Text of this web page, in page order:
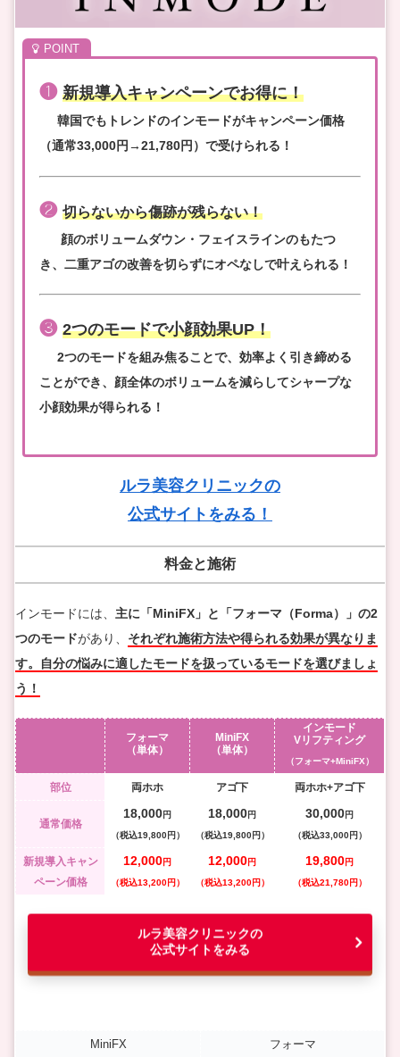
❶新規導入キャンペーンでお得に！
韓国でもトレンドのインモードがキャンペーン価格
（通常33,000円→21,780円）で受けられる！
❷切らないから傷跡が残らない！
顔のボリュームダウン・フェイスラインのもたつ
き、二重アゴの改善を切らずにオペなしで叶えられる！
❸2つのモードで小顔効果UP！
2つのモードを組み焦ることで、効率よく引き締める
ことができ、顔全体のボリュームを減らしてシャープな
小顔効果が得られる！
ルラ美容クリニックの
公式サイトをみる！
料金と施術
インモードには、 主に「MiniFX」と「フォーマ（Forma）」の2
つのモードがあり、 それぞれ施術方法や得られる効果が異なりま
す。自分の悩みに適したモードを扱っているモードを選びましょ
う！
フォーマ
（単体）
MiniFX
（単体）
インモード
Vリフティング
（フォーマ+MiniFX）
部位 両ホホ アゴ下 両ホホ+アゴ下
通常価格
18,000円
（税込19,800円）
18,000円
（税込19,800円）
30,000円
（税込33,000円）
新規導入キャン
ペーン価格
12,000円
（税込13,200円）
12,000円
（税込13,200円）
19,800円
（税込21,780円）
ルラ美容クリニックの
公式サイトをみる
MiniFX フォーマ